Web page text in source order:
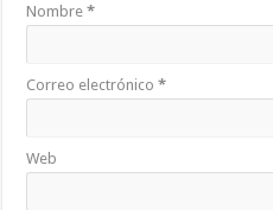
Nombre*
Correo electrónico*
Web